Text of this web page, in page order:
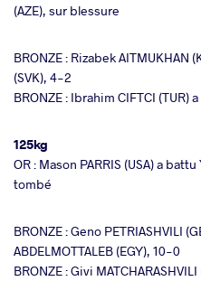
(AZE), sur blessure
BRONZE : Rizabek AITMUKHAN
(SVK), 4-2
BRONZE : Ibrahim CIFTCI (TUR)
125kg
OR : Mason PARRIS (USA) a
tombé
BRONZE : Geno PETRIASHVILI
ABDELMOTTALEB (EGY), 10-0
BRONZE : Givi